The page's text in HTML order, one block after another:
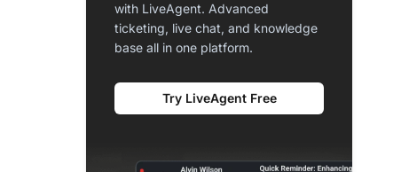
with LiveAgent. Advanced
ticketing, live chat, and knowledge
base all in one platform.
Try LiveAgent Free